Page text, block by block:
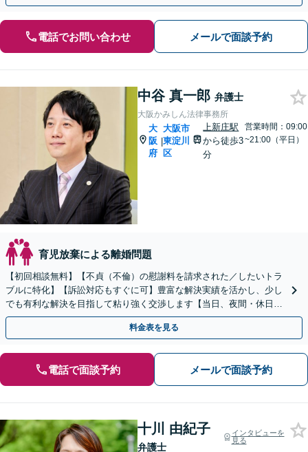
電話でお問い合わせ メールで面談予約
中谷 真一郎 弁護士
大阪かみしん法律事務所
大
阪
府
|
大阪市
東淀川
区
上新庄駅
から徒歩3
分
営業時間：09:00
~21:00（平日）
育児放棄による離婚問題
【初回相談無料】【不貞（不倫）の慰謝料を請求された／したいトラ
ブルに特化】【訴訟対応もすぐに可】豊富な解決実績を活かし、少し
でも有利な解決を目指して粘り強く交渉します【当日、夜間・休日相
談可】
料金表を見る
電話で面談予約 メールで面談予約
十川 由紀子
弁護士
インタビューを
見る